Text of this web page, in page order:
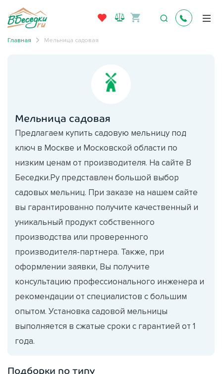
Главная Мельница садовая
Мельница садовая
Предлагаем купить садовую мельницу под
ключ в Москве и Московской области по
низким ценам от производителя. На сайте В
Беседки.Ру представлен большой выбор
садовых мельниц. При заказе на нашем сайте
вы гарантированно получите качественный и
уникальный продукт собственного
производства или проверенного
производителя-партнера. Также, при
оформлении заявки, Вы получите
консультацию профессионального инженера и
рекомендации от специалистов с большим
опытом. Установка садовой мельницы
выполняется в сжатые сроки с гарантией от 1
года.
Подборки по типу